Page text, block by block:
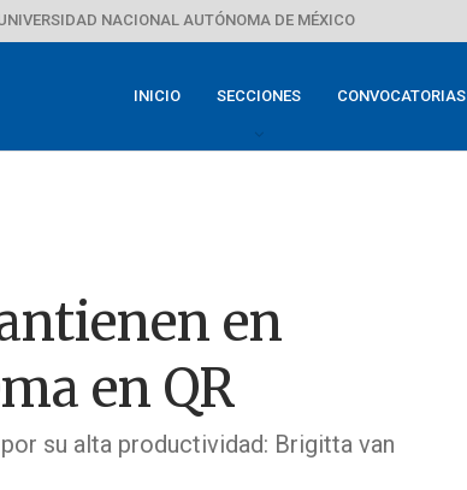
NACIONAL AUTÓNOMA DE MÉXICO
INICIO SECCIONES CONVOCATORIAS
en
en QR
su alta productividad: Brigitta van